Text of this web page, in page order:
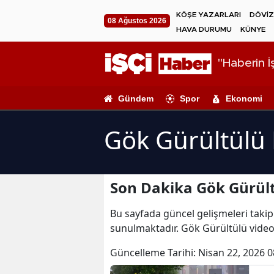
08 Ağustos 2026
KÖŞE YAZARLARI
HAVA DURUMU
KÜNYE
"Haberin
Gündem Spor Ekonomi
Gök
Son Dakika Gök
Bu sayfada güncel gelişmeleri
sunulmaktadır. Gök Gürültülü
Güncelleme Tarihi: Nisan 22, 2026